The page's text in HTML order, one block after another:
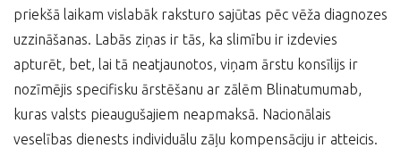
priekšā laikam vislabāk raksturo sajūtas pēc vēža diagnozes
uzzināšanas. Labās ziņas ir tās, ka slimību ir izdevies
apturēt, bet, lai tā neatjaunotos, viņam ārstu konsīlijs ir
nozīmējis specifisku ārstēšanu ar zālēm Blinatumumab,
kuras valsts pieaugušajiem neapmaksā. Nacionālais
veselības dienests individuālu zāļu kompensāciju ir atteicis.